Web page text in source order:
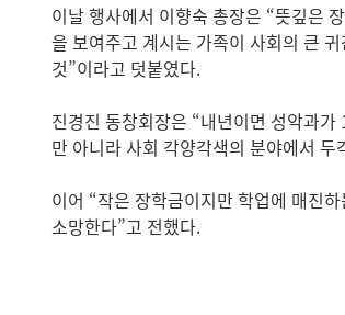
이날 행사에서 이향숙 총장은 “뜻깊은
을 보여주고 계시는 가족이 사회의 큰
것”이라고 덧붙였다.
진경진 동창회장은 “내년이면 성악과
만 아니라 사회 각양각색의 분야에서
이어 “작은 장학금이지만 학업에 매진
소망한다”고 전했다.